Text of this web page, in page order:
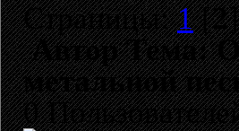
Страницы:1[2
АвторТема:
метальной
0